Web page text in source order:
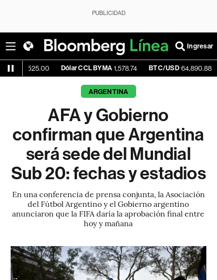
PUBLICIDAD
Ingresar
Dólar CCL BYMA 1,578.74 BTC/USD 64,890.88 -0.07%
ARGENTINA
AFA y Gobierno
confirman que Argentina
será sede del Mundial
Sub 20: fechas y estadios
En una conferencia de prensa conjunta, la Asociación
del Fútbol Argentino y el Gobierno argentino
anunciaron que la FIFA daría la aprobación final entre
hoy y mañana